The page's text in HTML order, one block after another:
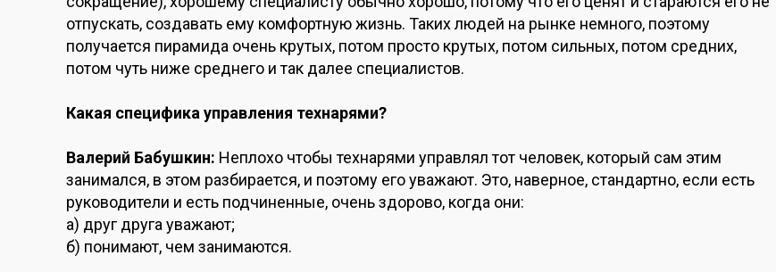
отпускать, создавать ему комфортную жизнь. Таких людей на рынке немного, поэтому
получается пирамида очень крутых, потом просто крутых, потом сильных, потом средних,
потом чуть ниже среднего и так далее специалистов.
Какая специфика управления технарями?
Валерий Бабушкин: Неплохо чтобы технарями управлял тот человек, который сам этим
занимался, в этом разбирается, и поэтому его уважают. Это, наверное, стандартно, если есть
руководители и есть подчиненные, очень здорово, когда они:
а) друг друга уважают;
б) понимают, чем занимаются.